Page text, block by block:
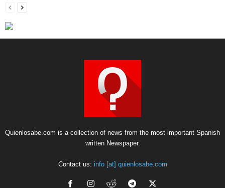
Quienlosabe.com is a collection of news from the most important Spanish
written Newspaper.
Contact us: info [at] quienlosabe.com